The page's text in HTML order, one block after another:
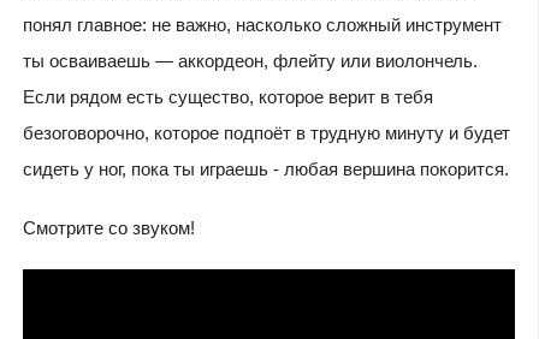
понял главное: не важно, насколько сложный инструмент
ты осваиваешь — аккордеон, флейту или виолончель.
Если рядом есть существо, которое верит в тебя
безоговорочно, которое подпоёт в трудную минуту и будет
сидеть у ног, пока ты играешь - любая вершина покорится.
Смотрите со звуком!